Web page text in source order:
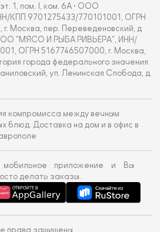
1, пом. I, ком. 6А • ООО
КПП 9701275433/770101001, ОГРН
Москва, пер. Переведеновский, д
ООО "МЯСО И РЫБА РИВЬЕРА", ИНН/
ОГРН 5167746507000, г. Москва,
города федерального значения
ул. Ленинская Слобода, д.
компромисса между вечным
блюд. Доставка на дом и в офис в
мобильное приложение и Вы
делать заказы.
права защищены.